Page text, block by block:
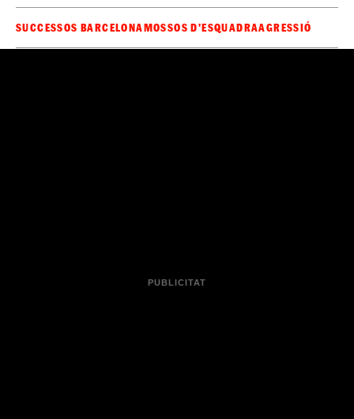
SUCCESSOS BARCELONAMOSSOS D'ESQUADRAAGRESSIÓ